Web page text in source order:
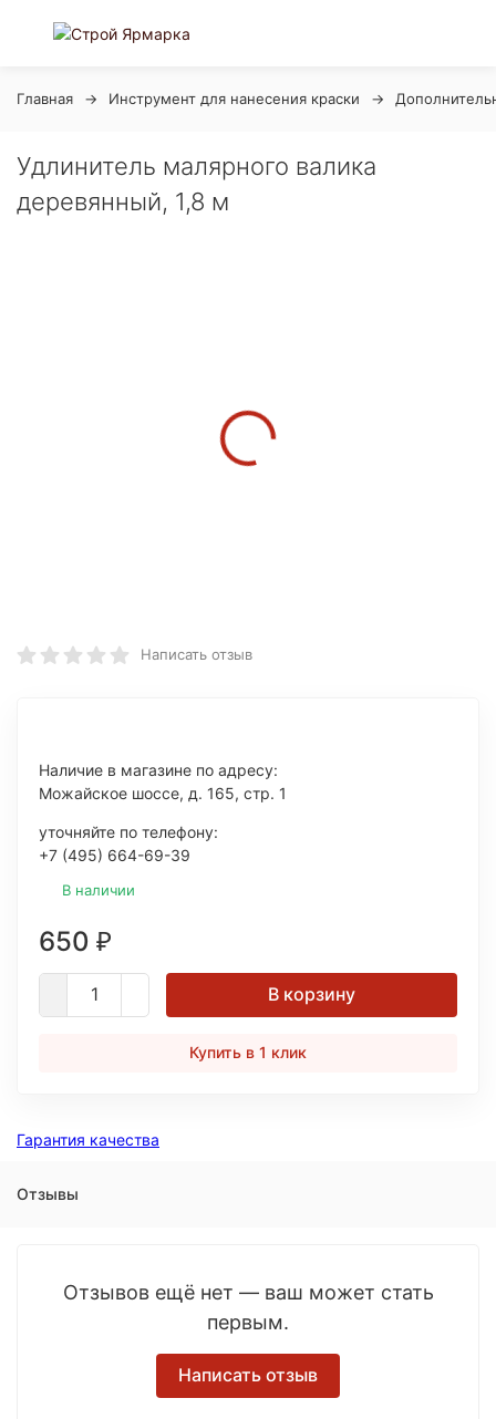
Главная Инструмент для нанесения краски
Удлинитель малярного валика
деревянный, 1,8 м
Написать отзыв
Наличие в магазине по адресу:
Можайское шоссе, д. 165, стр. 1
уточняйте по телефону:
+7 (495) 664-69-39
В наличии
650 ₽
В корзину
Купить в 1 клик
Гарантия качества
Отзывы
Отзывов ещё нет — ваш может стать
первым.
Написать отзыв